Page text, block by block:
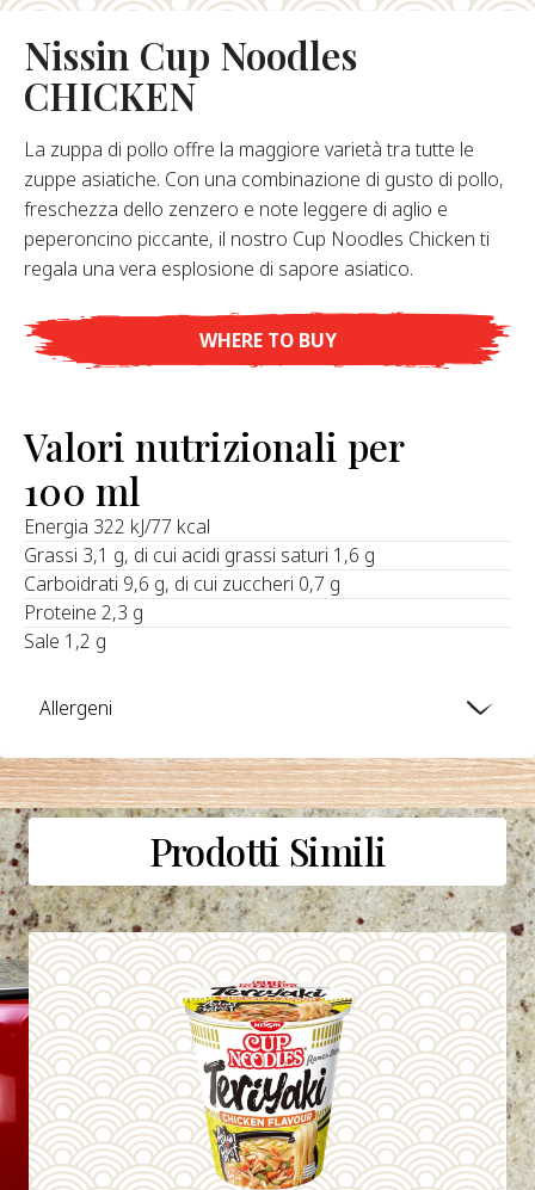
Fondatore
Storia
Aziendali
Nissin Cup Noodles
CHICKEN
La zuppa di pollo offre la maggiore varietà tra tutte le
zuppe asiatiche. Con una combinazione di gusto di pollo,
freschezza dello zenzero e note leggere di aglio e
peperoncino piccante, il nostro Cup Noodles Chicken ti
regala una vera esplosione di sapore asiatico.
WHERE TO BUY
Valori nutrizionali per
100 ml
Energia 322 kJ/77 kcal
Grassi 3,1 g, di cui acidi grassi saturi 1,6 g
Carboidrati 9,6 g, di cui zuccheri 0,7 g
Proteine 2,3 g
Sale 1,2 g
Allergeni
Prodotti Simili